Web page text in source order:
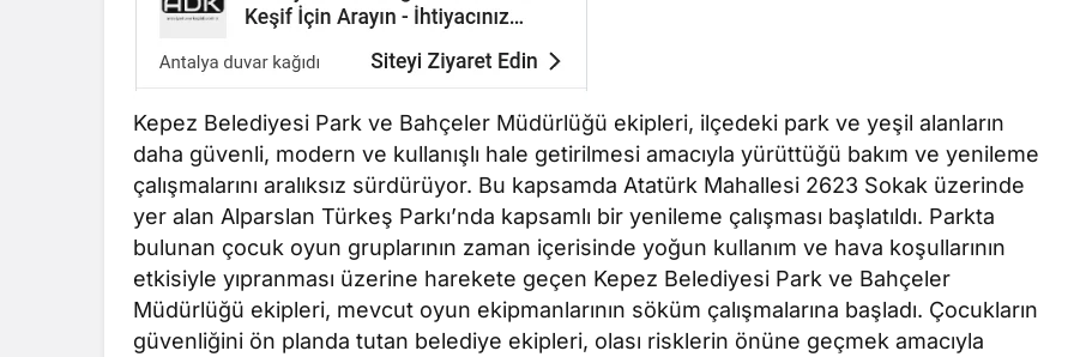
Kepez Belediyesi Park ve Bahçeler Müdürlüğü ekipleri, ilçedeki park ve yeşil alanların
daha güvenli, modern ve kullanışlı hale getirilmesi amacıyla yürüttüğü bakım ve yenileme
çalışmalarını aralıksız sürdürüyor. Bu kapsamda Atatürk Mahallesi 2623 Sokak üzerinde
yer alan Alparslan Türkeş Parkı’nda kapsamlı bir yenileme çalışması başlatıldı. Parkta
bulunan çocuk oyun gruplarının zaman içerisinde yoğun kullanım ve hava koşullarının
etkisiyle yıpranması üzerine harekete geçen Kepez Belediyesi Park ve Bahçeler
Müdürlüğü ekipleri, mevcut oyun ekipmanlarının söküm çalışmalarına başladı. Çocukların
güvenliğini ön planda tutan belediye ekipleri, olası risklerin önüne geçmek amacıyla